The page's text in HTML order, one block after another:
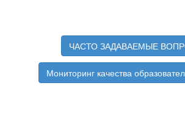
ЧАСТО ЗАДАВАЕМЫЕ
Мониторинг качества